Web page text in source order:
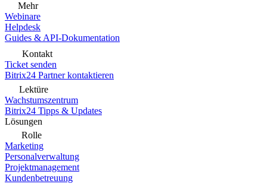
Mehr
Webinare
Helpdesk
Guides & API-Dokumentation
Kontakt
Ticket senden
Bitrix24 Partner kontaktieren
Lektüre
Wachstumszentrum
Bitrix24 Tipps & Updates
Lösungen
Rolle
Marketing
Personalverwaltung
Projektmanagement
Kundenbetreuung